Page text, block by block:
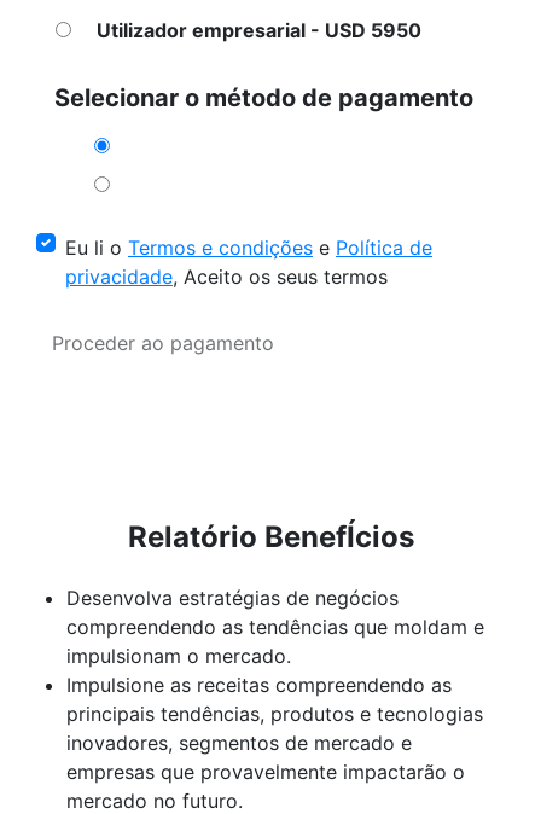
Utilizador empresarial - USD 5950
Selecionar o método de pagamento
Eu li o Termos e condições e Política de
privacidade, Aceito os seus termos
Proceder ao pagamento
Relatório BenefÍcios
Desenvolva estratégias de negócios
compreendendo as tendências que moldam e
impulsionam o mercado.
Impulsione as receitas compreendendo as
principais tendências, produtos e tecnologias
inovadores, segmentos de mercado e
empresas que provavelmente impactarão o
mercado no futuro.